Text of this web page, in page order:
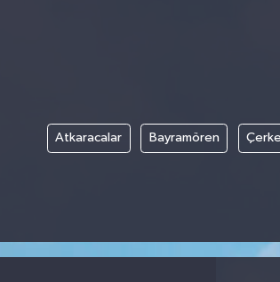
Atkaracalar Bayramören